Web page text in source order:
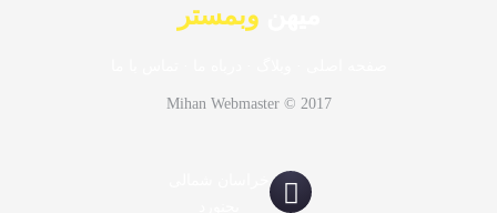
وبمستر
Mihan Webmaster © 2017